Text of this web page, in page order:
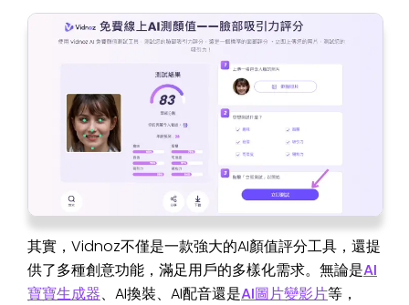
其實，Vidnoz不僅是一款強大的AI顏值評分工具，還提
供了多種創意功能，滿足用戶的多樣化需求。無論是AI
寶寶生成器、AI換裝、AI配音還是AI圖片變影片等，